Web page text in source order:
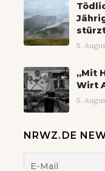
5.
„Mit
Wirt
5.
NRWZ.DE